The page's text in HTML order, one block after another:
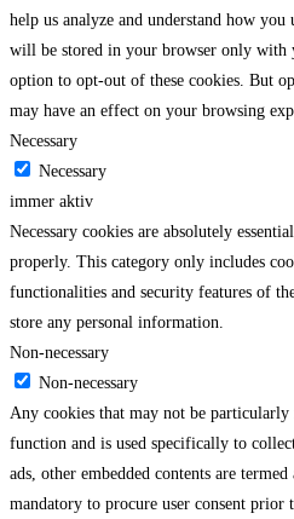
help us analyze and understand how you
will be stored in your browser only with
option to opt-out of these cookies. But
may have an effect on your browsing
Necessary
Necessary
immer aktiv
Necessary cookies are absolutely
properly. This category only includes
functionalities and security features of
store any personal information.
Non-necessary
Non-necessary
Any cookies that may not be particularly
function and is used specifically to
ads, other embedded contents are
mandatory to procure user consent prior